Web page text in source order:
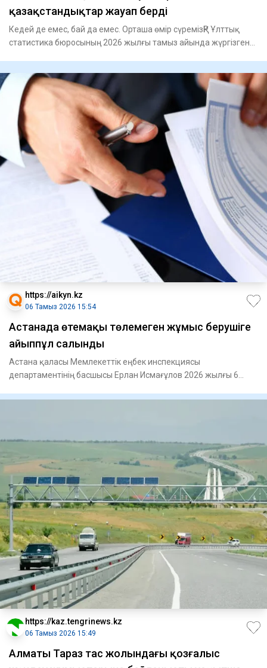
қазақстандықтар жауап берді
Кедей де емес, бай да емес. Орташа өмір сүремізҚР Ұлттық
статистика бюросының 2026 жылғы тамыз айында жүргізген
https://aikyn.kz
06 Тамыз 2026 15:54
Астанада өтемақы төлемеген жұмыс берушіге
айыппұл салынды
Астана қаласы Мемлекеттік еңбек инспекциясы
департаментінің басшысы Ерлан Исмағұлов 2026 жылғы 6
https://kaz.tengrinews.kz
06 Тамыз 2026 15:49
Алматы Тараз тас жолындағы қозғалыс